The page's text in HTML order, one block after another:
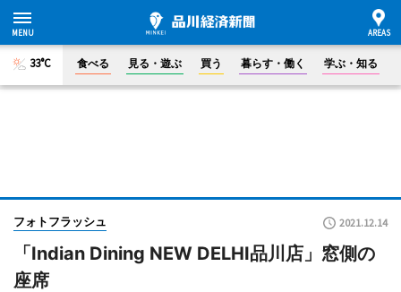
33°C 食べる 見る・遊ぶ 買う 暮らす・働く 学ぶ・知る
フォトフラッシュ 2021.12.14
「Indian Dining NEW DELHI品川店」窓側の
座席